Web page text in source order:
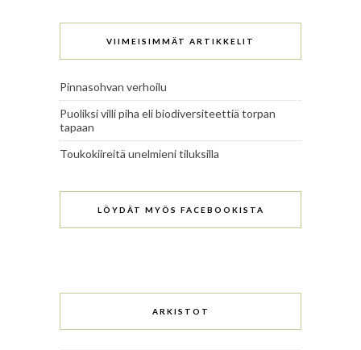
VIIMEISIMMÄT ARTIKKELIT
Pinnasohvan verhoilu
Puoliksi villi piha eli biodiversiteettiä torpan
tapaan
Toukokiireitä unelmieni tiluksilla
LÖYDÄT MYÖS FACEBOOKISTA
ARKISTOT